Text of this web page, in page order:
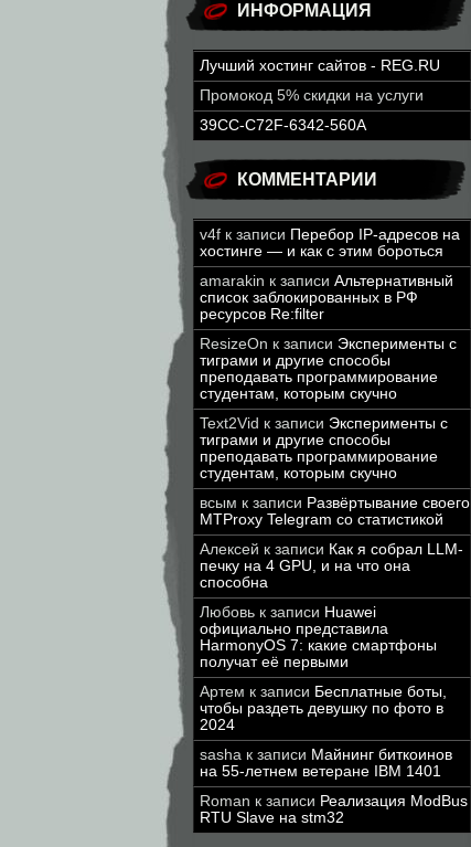
ИНФОРМАЦИЯ
Лучший хостинг сайтов - REG.RU
Промокод 5% скидки на услуги
39CC-C72F-6342-560A
КОММЕНТАРИИ
v4f к записи Перебор IP-адресов на
хостинге — и как с этим бороться
amarakin к записи Альтернативный
список заблокированных в РФ
ресурсов Re:filter
ResizeOn к записи Эксперименты с
тиграми и другие способы
преподавать программирование
студентам, которым скучно
Text2Vid к записи Эксперименты с
тиграми и другие способы
преподавать программирование
студентам, которым скучно
всым к записи Развёртывание своего
MTProxy Telegram со статистикой
Алексей к записи Как я собрал LLM-
печку на 4 GPU, и на что она
способна
Любовь к записи Huawei
официально представила
HarmonyOS 7: какие смартфоны
получат её первыми
Артем к записи Бесплатные боты,
чтобы раздеть девушку по фото в
2024
sasha к записи Майнинг биткоинов
на 55-летнем ветеране IBM 1401
Roman к записи Реализация ModBus
RTU Slave на stm32